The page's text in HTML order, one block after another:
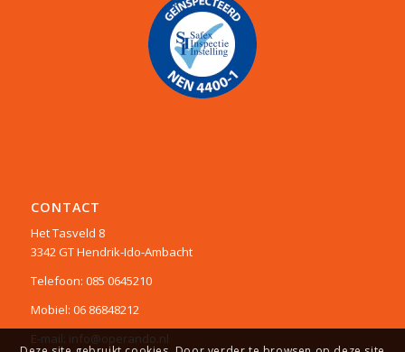
CONTACT
Het Tasveld 8
3342 GT Hendrik-Ido-Ambacht
Telefoon: 085 0645210
Mobiel: 06 86848212
E-mail: info@operando.nl